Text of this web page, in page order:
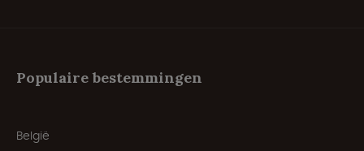
Populaire bestemmingen
België